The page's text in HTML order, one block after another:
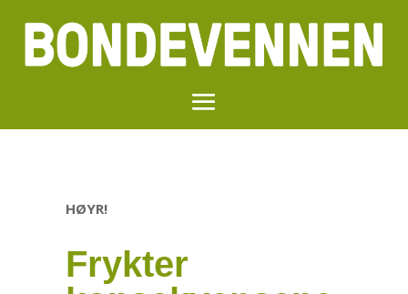
HØYR!
Frykter